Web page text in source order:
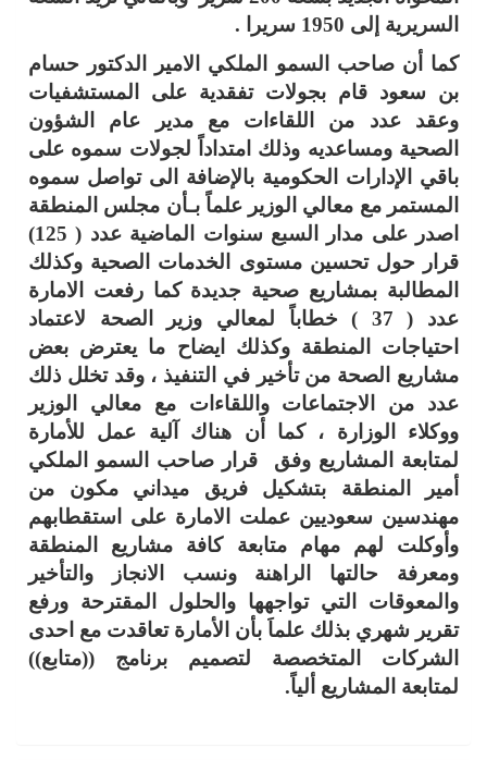
السريرية إلى 1950 سريرا .
كما أن صاحب السمو الملكي الامير الدكتور حسام
بن سعود قام بجولات تفقدية على المستشفيات
وعقد عدد من اللقاءات مع مدير عام الشؤون
الصحية ومساعديه وذلك امتداداً لجولات سموه على
باقي الإدارات الحكومية بالإضافة الى تواصل سموه
المستمر مع معالي الوزير علماً بـأن مجلس المنطقة
اصدر على مدار السبع سنوات الماضية عدد ( 125)
قرار حول تحسين مستوى الخدمات الصحية وكذلك
المطالبة بمشاريع صحية جديدة كما رفعت الامارة
عدد ( 37 ) خطاباً لمعالي وزير الصحة لاعتماد
احتياجات المنطقة وكذلك ايضاح ما يعترض بعض
مشاريع الصحة من تأخير في التنفيذ ، وقد تخلل ذلك
عدد من الاجتماعات واللقاءات مع معالي الوزير
ووكلاء الوزارة ، كما أن هناك آلية عمل للأمارة
لمتابعة المشاريع وفق قرار صاحب السمو الملكي
أمير المنطقة بتشكيل فريق ميداني مكون من
مهندسين سعوديين عملت الامارة على استقطابهم
وأوكلت لهم مهام متابعة كافة مشاريع المنطقة
ومعرفة حالتها الراهنة ونسب الانجاز والتأخير
والمعوقات التي تواجهها والحلول المقترحة ورفع
تقرير شهري بذلك علماَ بأن الأمارة تعاقدت مع احدى
الشركات المتخصصة لتصميم برنامج ((متابع))
لمتابعة المشاريع ألياً.